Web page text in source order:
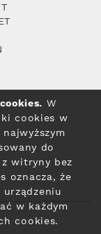
W
cookies w
do
witryny bez
oznacza, że
urządzeniu
w każdym
cookies.